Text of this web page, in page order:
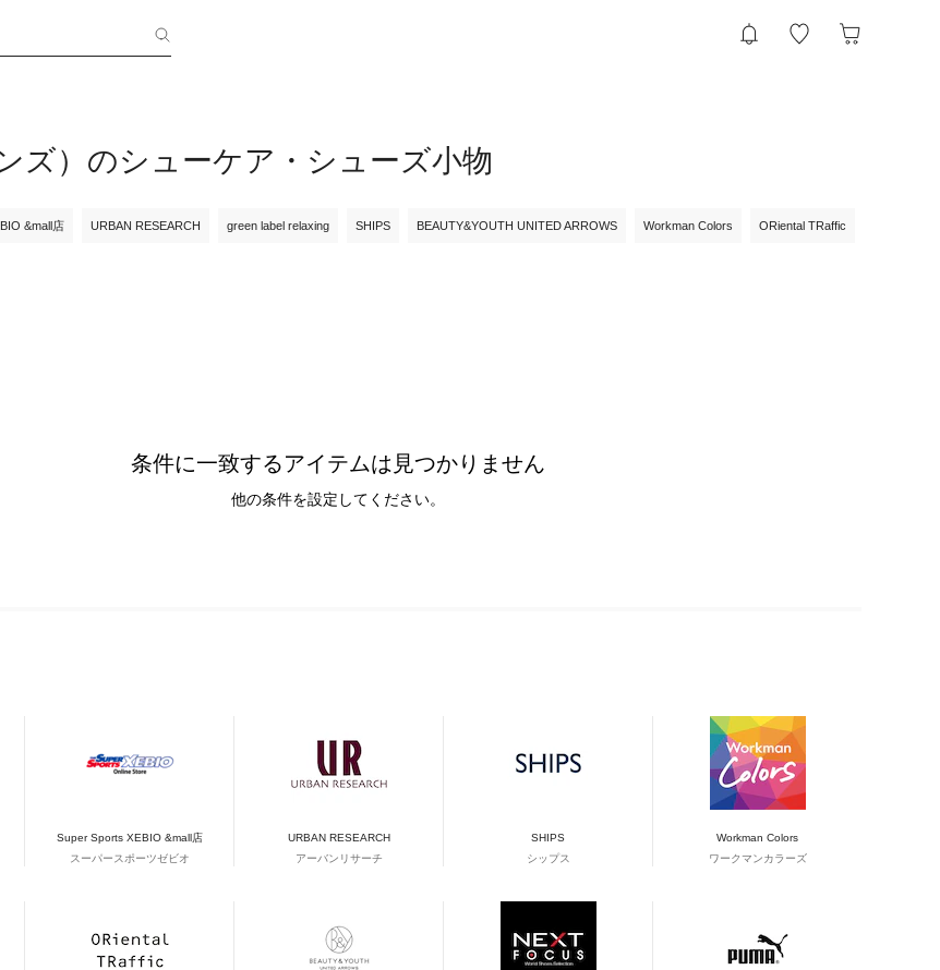
ズ）のシューケア・シューズ小物
&mall店 URBAN RESEARCH green label relaxing SHIPS BEAUTY&YOUTH UNITED ARROWS Workman Colors ORiental TRaffic
条件に一致するアイテムは見つかりません
他の条件を設定してください。
Super Sports XEBIO &mall店
スーパースポーツゼビオ
URBAN RESEARCH
アーバンリサーチ
SHIPS
シップス
Workman Colors
ワークマンカラーズ